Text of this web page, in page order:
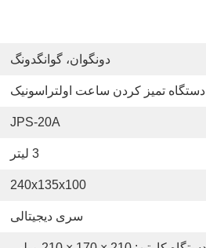
دونگوان، گوانگدونگ
دستگاه تمیز کردن ساعت اولتراسونیک
JPS-20A
3 لیتر
240x135x100
سری دیجیتالی